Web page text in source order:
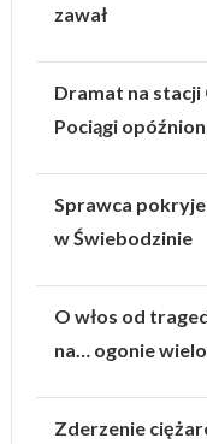
zawał
Dramat na stacji
Pociągi
Sprawca
w Świebodzinie
O włos od
na… ogonie
Zderzenie